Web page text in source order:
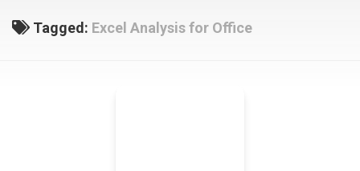
Contactos
Tagged: Excel Analysis for Office